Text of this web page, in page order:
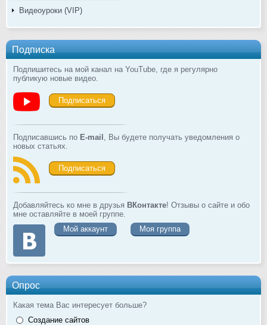
Видеоуроки (VIP)
Подписка
Подпишитесь на мой канал на YouTube, где я регулярно
публикую новые видео.
Подписаться
Подписавшись по E-mail , Вы будете получать уведомления о
новых статьях.
Подписаться
Добавляйтесь ко мне в друзья ВКонтакте! Отзывы о сайте и обо
мне оставляйте в моей группе.
Мой аккаунт
Моя группа
Опрос
Какая тема Вас интересует больше?
Создание сайтов